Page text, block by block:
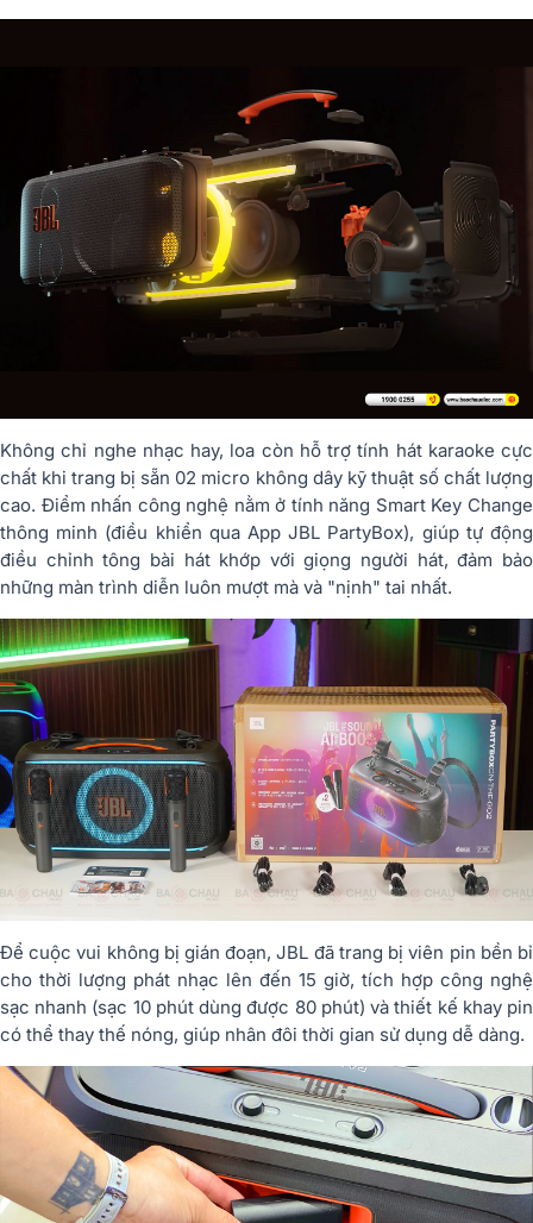
Không chỉ nghe nhạc hay, loa còn hỗ trợ tính hát karaoke cực
chất khi trang bị sẵn 02 micro không dây kỹ thuật số chất lượng
cao. Điểm nhấn công nghệ nằm ở tính năng Smart Key Change
thông minh (điều khiển qua App JBL PartyBox), giúp tự động
điều chỉnh tông bài hát khớp với giọng người hát, đảm bảo
những màn trình diễn luôn mượt mà và "nịnh" tai nhất.
Để cuộc vui không bị gián đoạn, JBL đã trang bị viên pin bền bỉ
cho thời lượng phát nhạc lên đến 15 giờ, tích hợp công nghệ
sạc nhanh (sạc 10 phút dùng được 80 phút) và thiết kế khay pin
có thể thay thế nóng, giúp nhân đôi thời gian sử dụng dễ dàng.